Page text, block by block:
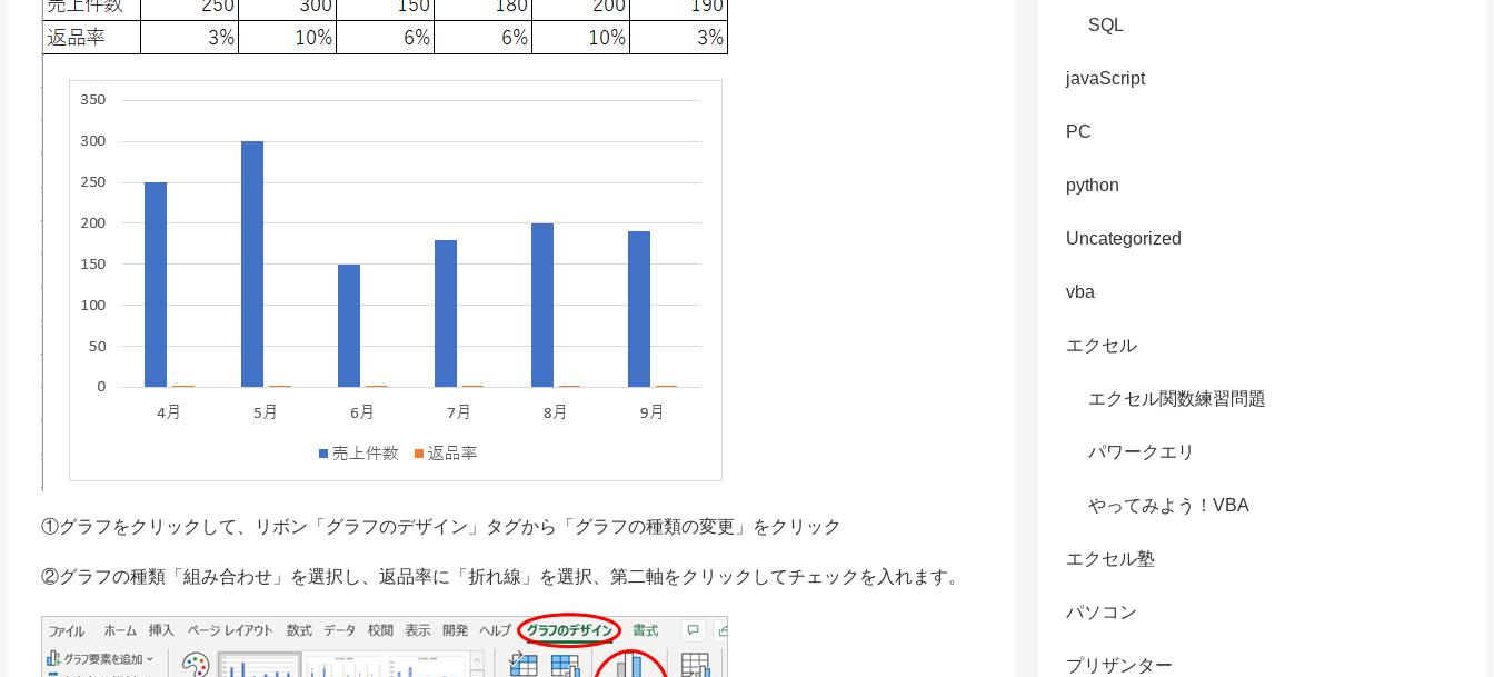
①グラフをクリックして、リボン「グラフのデザイン」タグから「グラフの種類の変更」をクリック
②グラフの種類「組み合わせ」を選択し、返品率に「折れ線」を選択、第二軸をクリックしてチェックを入れます。
SQL
javaScript
PC
python
Uncategorized
vba
エクセル
エクセル関数練習問題
パワークエリ
やってみよう！VBA
エクセル塾
パソコン
プリザンター